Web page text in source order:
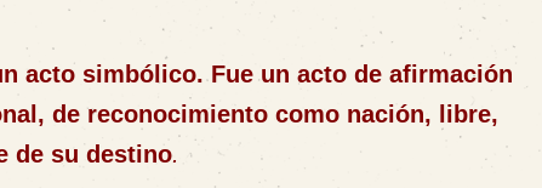
acto simbólico. Fue un acto de afirmación
de reconocimiento como nación, libre,
de su destino.